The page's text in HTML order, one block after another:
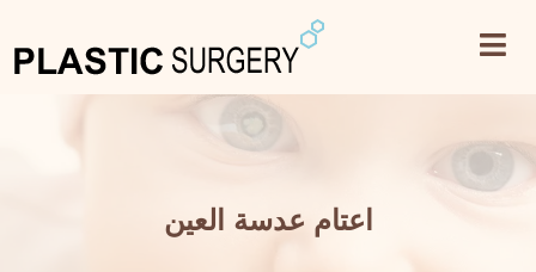
اعتام عدسة العين